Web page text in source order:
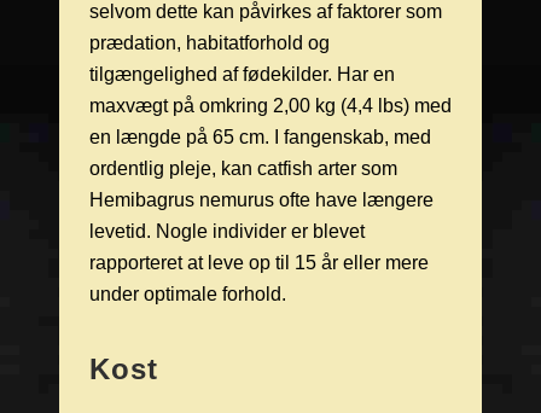
selvom dette kan påvirkes af faktorer som
prædation, habitatforhold og
tilgængelighed af fødekilder. Har en
maxvægt på omkring 2,00 kg (4,4 lbs) med
en længde på 65 cm. I fangenskab, med
ordentlig pleje, kan catfish arter som
Hemibagrus nemurus ofte have længere
levetid. Nogle individer er blevet
rapporteret at leve op til 15 år eller mere
under optimale forhold.
Kost